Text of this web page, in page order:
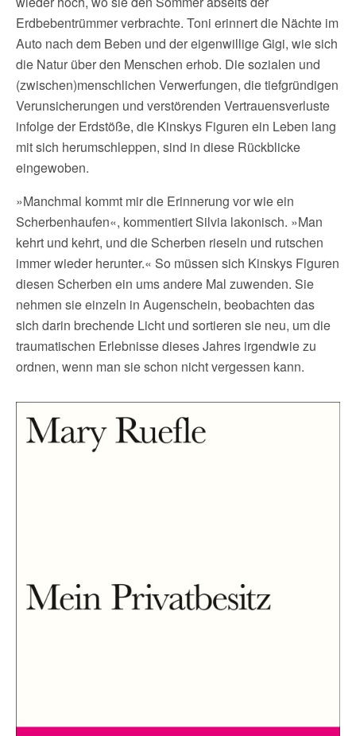
Erdbebentrümmer verbrachte. Toni erinnert die Nächte im
Auto nach dem Beben und der eigenwillige Gigi, wie sich
die Natur über den Menschen erhob. Die sozialen und
(zwischen)menschlichen Verwerfungen, die tiefgründigen
Verunsicherungen und verstörenden Vertrauensverluste
infolge der Erdstöße, die Kinskys Figuren ein Leben lang
mit sich herumschleppen, sind in diese Rückblicke
eingewoben.
»Manchmal kommt mir die Erinnerung vor wie ein
Scherbenhaufen«, kommentiert Silvia lakonisch. »Man
kehrt und kehrt, und die Scherben rieseln und rutschen
immer wieder herunter.« So müssen sich Kinskys Figuren
diesen Scherben ein ums andere Mal zuwenden. Sie
nehmen sie einzeln in Augenschein, beobachten das
sich darin brechende Licht und sortieren sie neu, um die
traumatischen Erlebnisse dieses Jahres irgendwie zu
ordnen, wenn man sie schon nicht vergessen kann.